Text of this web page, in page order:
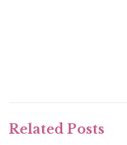
Related Posts